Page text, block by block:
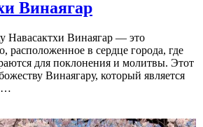
Винаягар
Навасактхи Винаягар — это
расположенное в сердце города, где
для поклонения и молитвы. Этот
Винаягару, который является